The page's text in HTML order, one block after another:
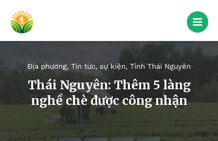
Địa phương, Tin tức, sự kiện, Tỉnh Thái Nguyên
Thái Nguyên: Thêm 5 làng
nghề chè được công nhận